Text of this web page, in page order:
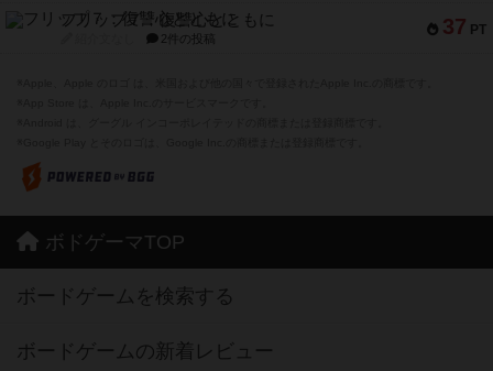
37 PT
フリップ７：復讐心とともに
2件の投稿
ボドゲーマTOP
ボードゲームを検索する
ボードゲームの新着レビュー